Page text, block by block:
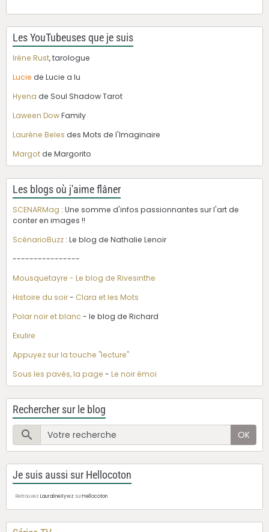
Les YouTubeuses que je suis
Irène Rust, tarologue
Lucie de Lucie a lu
Hyena de Soul Shadow Tarot
Laween DowFamily
Laurène Beles des Mots de l'Imaginaire
Margotde Margorito
Les blogs où j'aime flâner
SCENARMag : Une somme d'infos passionnantes sur l'art de
conter en images !!
ScénarioBuzz : Le blog de Nathalie Lenoir
----------------
Mousquetayre - Le blog de Rivesinthe
Histoire du soir- Clara et les Mots
Polar noir et blanc - le blog de Richard
Exulire
Appuyez sur la touche "lecture"
Sous les pavés, la page - Le noir émoi
Rechercher sur le blog
OK
Je suis aussi sur Hellocoton
Retrouvez LauralineXywz surHellocoton